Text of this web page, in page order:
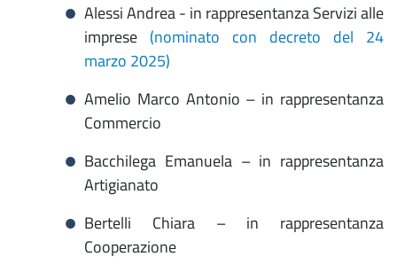
Alessi Andrea - in rappresentanza Servizi alle
imprese (nominato con decreto del 24
marzo 2025)
Amelio Marco Antonio – in rappresentanza
Commercio
Bacchilega Emanuela – in rappresentanza
Artigianato
Bertelli Chiara – in rappresentanza
Cooperazione